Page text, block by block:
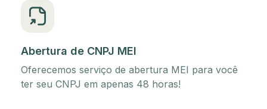
Abertura de CNPJ MEI
Oferecemos serviço de abertura MEI para você
ter seu CNPJ em apenas 48 horas!